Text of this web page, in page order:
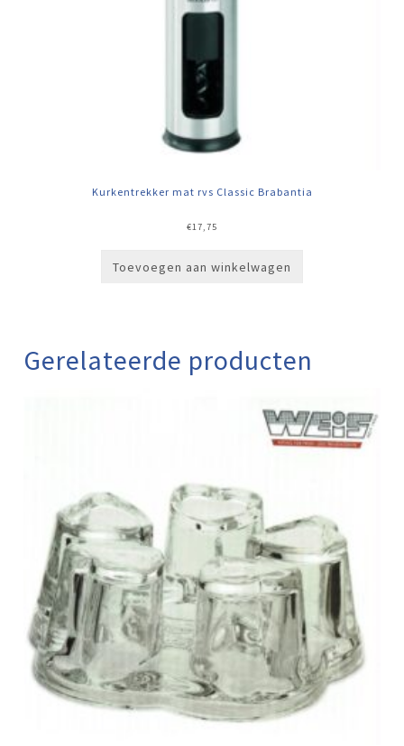
Kurkentrekker mat rvs Classic Brabantia
€17,75
Toevoegen aan winkelwagen
Gerelateerde producten